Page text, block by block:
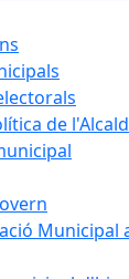
de
Municipal